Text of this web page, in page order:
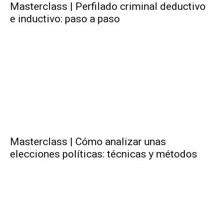
Masterclass | Perfilado criminal deductivo
e inductivo: paso a paso
Masterclass | Cómo analizar unas
elecciones políticas: técnicas y métodos